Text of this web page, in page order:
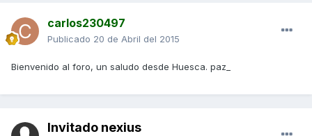
carlos230497
Publicado 20 de Abril del 2015
Bienvenido al foro, un saludo desde Huesca. paz_
Invitado nexius